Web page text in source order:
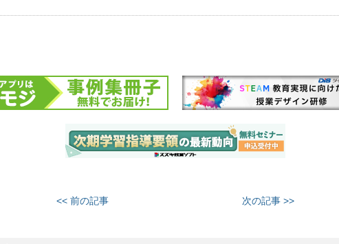
<< 前の記事 次の記事 >>